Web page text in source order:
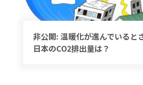
非公開: 温暖化が進んでいると
日本のCO2排出量は？